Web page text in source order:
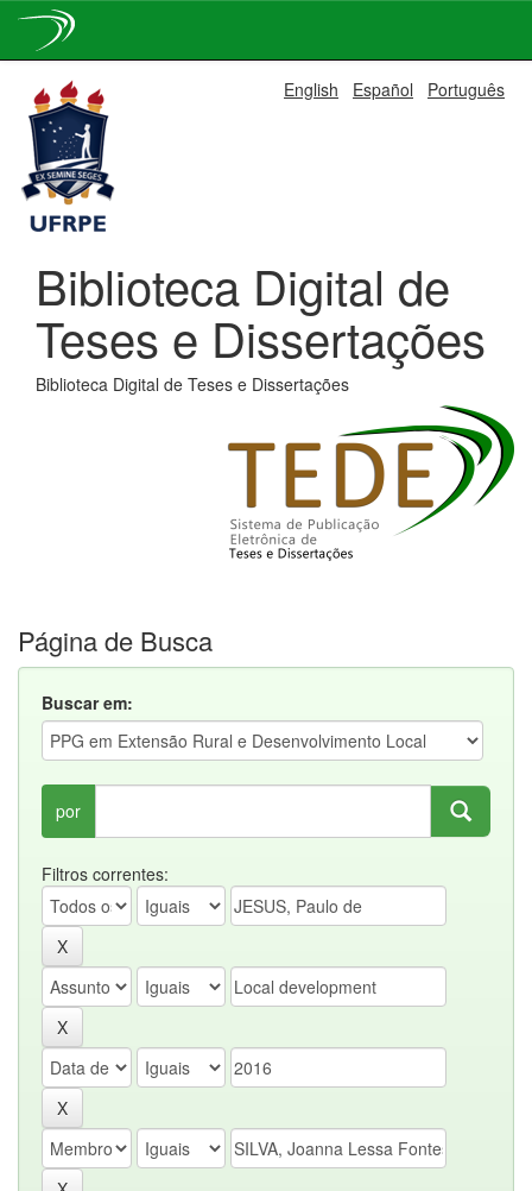
navigation
English Español Português
Biblioteca Digital de
Teses e Dissertações
Biblioteca Digital de Teses e Dissertações
Página de Busca
Buscar em:
por
Filtros correntes: